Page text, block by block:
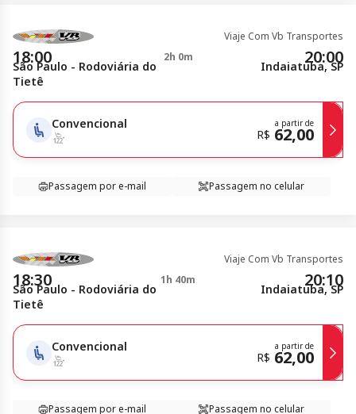
Viaje Com Vb Transportes
18:00 2h 0m 20:00
São Paulo - Rodoviária do
Tietê
Indaiatuba, SP
Convencional a partir de
R$ 62,00
Passagem por e-mail Passagem no celular
Viaje Com Vb Transportes
18:30 1h 40m 20:10
São Paulo - Rodoviária do
Tietê
Indaiatuba, SP
Convencional a partir de
R$ 62,00
Passagem por e-mail Passagem no celular